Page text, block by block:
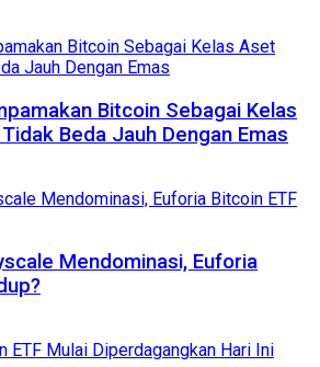
Bitcoin Sebagai Kelas
Beda Jauh Dengan Emas
Mendominasi, Euforia